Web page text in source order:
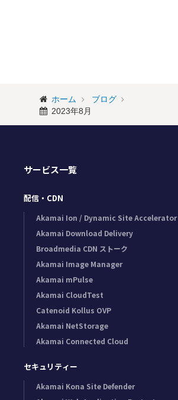
ホーム
ブログ
2023年8月
サービス一覧
配信・CDN
Akamai Ion / Dynamic Site Accelerator
Akamai Download Delivery
Broadmedia CDN ストーク
Akamai Image Manager
Akamai mPulse
Akamai CloudTest
Catenoid Kollus OVP
Akamai NetStorage
Akamai Connected Cloud
セキュリティー
Akamai Kona Site Defender